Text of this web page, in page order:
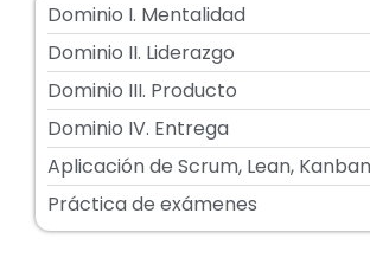
Dominio I. Mentalidad
Dominio II. Liderazgo
Dominio III. Producto
Dominio IV. Entrega
Aplicación de Scrum, Lean,
Práctica de exámenes